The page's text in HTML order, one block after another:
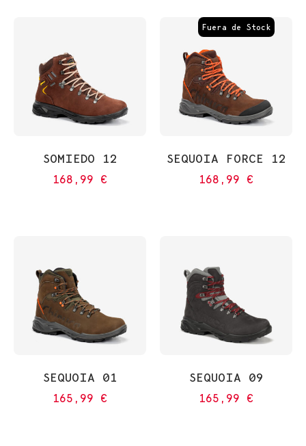
SOMIEDO 12
168,99 €
Fuera de Stock
SEQUOIA FORCE 12
168,99 €
SEQUOIA 01
165,99 €
SEQUOIA 09
165,99 €